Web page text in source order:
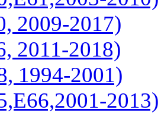
2009-2017)
2011-2018)
1994-2001)
2013)